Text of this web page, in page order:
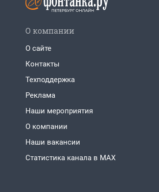
О компании
О сайте
Контакты
Техподдержка
Реклама
Наши мероприятия
О компании
Наши вакансии
Статистика канала в MAX